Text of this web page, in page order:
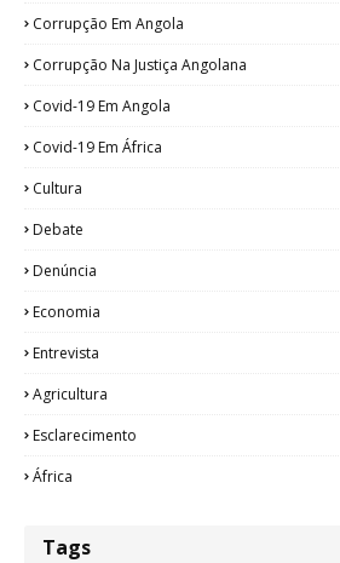
Corrupção Em Angola
Corrupção Na Justiça Angolana
Covid-19 Em Angola
Covid-19 Em África
Cultura
Debate
Denúncia
Economia
Entrevista
Agricultura
Esclarecimento
África
Tags